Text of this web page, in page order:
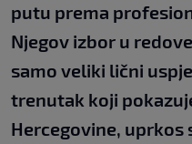
putu prema
Njegov izbor u
samo veliki lični
trenutak koji
Hercegovine,